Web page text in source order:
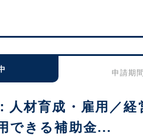
申請期
人材育成・雇用／
できる補助金...